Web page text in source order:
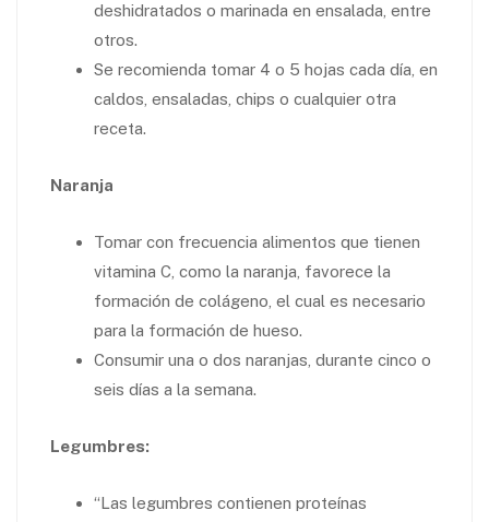
deshidratados o marinada en ensalada, entre
otros.
Se recomienda tomar 4 o 5 hojas cada día, en
caldos, ensaladas, chips o cualquier otra
receta.
Naranja
Tomar con frecuencia alimentos que tienen
vitamina C, como la naranja, favorece la
formación de colágeno, el cual es necesario
para la formación de hueso.
Consumir una o dos naranjas, durante cinco o
seis días a la semana.
Legumbres:
“Las legumbres contienen proteínas